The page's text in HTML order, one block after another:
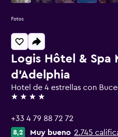
Logis Hôtel & Spa
d'Adelphia
Hotel de 4 estrellas con
4 estrellas
+33 4 79 88 72 72
8,2 Muy bueno 2.745
Fotos